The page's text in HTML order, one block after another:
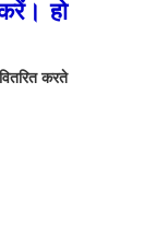
हो
करते